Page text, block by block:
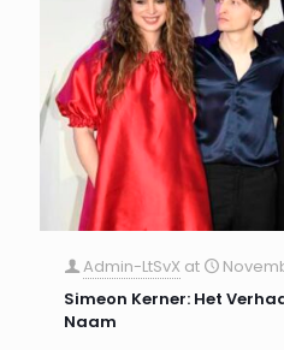
Admin-LtSvX at
Simeon Kerner: Het
Naam